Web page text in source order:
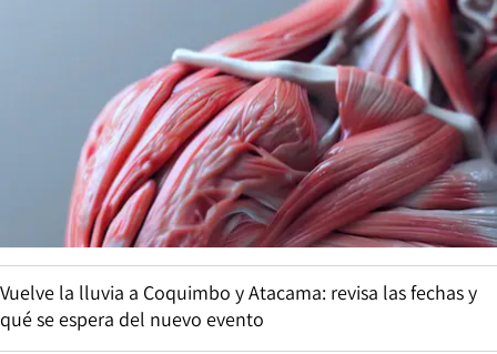
Vuelve la lluvia a Coquimbo y Atacama: revisa las fechas y
qué se espera del nuevo evento